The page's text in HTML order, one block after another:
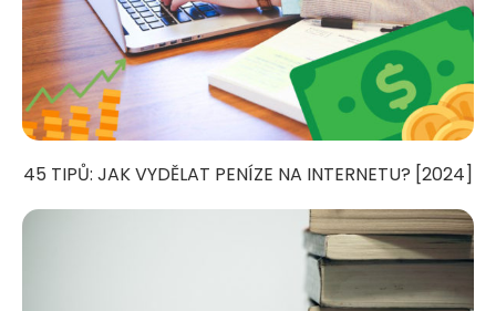
45 TIPŮ: JAK VYDĚLAT PENÍZE NA INTERNETU? [2024]